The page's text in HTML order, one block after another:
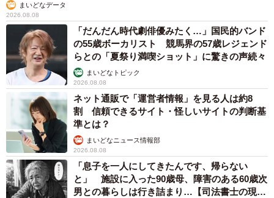
まいどなデータ
2026.08.08
「だんだん時代劇俳優みたく…」国民的バンド
の55歳ボーカリスト 競馬界の57歳レジェンド
らとの「夏祭り満喫ショット」に驚きの声続々
まいどなトピック
2026.08.08
ネット通販で「運営者情報」を見る人は約8
割 信頼できるサイト・怪しいサイトの判断基
準とは？
まいどなニュース情報部
2026.08.08
「息子を一人にしてきたんです、帰らない
と」 施設に入った90歳母、障害のある60歳次
男との暮らしは行き詰まり…【司法書士の現場